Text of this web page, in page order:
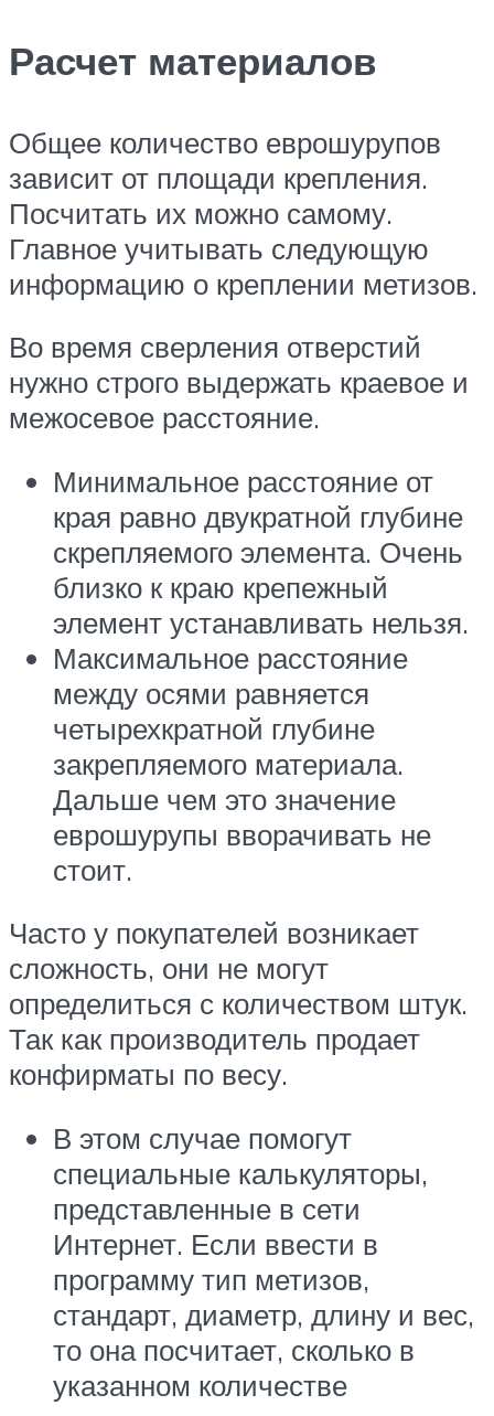
Расчет материалов
Общее количество еврошурупов
зависит от площади крепления.
Посчитать их можно самому.
Главное учитывать следующую
информацию о креплении метизов.
Во время сверления отверстий
нужно строго выдержать краевое и
межосевое расстояние.
Минимальное расстояние от
края равно двукратной глубине
скрепляемого элемента. Очень
близко к краю крепежный
элемент устанавливать нельзя.
Максимальное расстояние
между осями равняется
четырехкратной глубине
закрепляемого материала.
Дальше чем это значение
еврошурупы вворачивать не
стоит.
Часто у покупателей возникает
сложность, они не могут
определиться с количеством штук.
Так как производитель продает
конфирматы по весу.
В этом случае помогут
специальные калькуляторы,
представленные в сети
Интернет. Если ввести в
программу тип метизов,
стандарт, диаметр, длину и вес,
то она посчитает, сколько в
указанном количестве